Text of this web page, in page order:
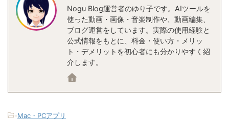
Nogu Blog運営者のゆり子です。AIツールを
使った動画・画像・音楽制作や、動画編集、
ブログ運営をしています。実際の使用経験と
公式情報をもとに、料金・使い方・メリッ
ト・デメリットを初心者にも分かりやすく紹
介します。
-Mac・PCアプリ